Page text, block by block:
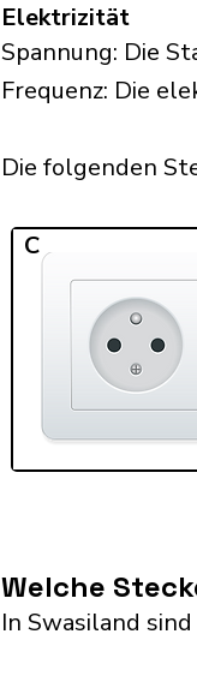
Elektrizität
Spannung: Die
Frequenz: Die
Die folgenden
C
Welche
In Swasiland